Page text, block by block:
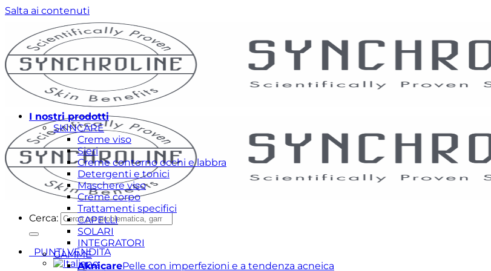
Salta ai contenuti
Cerca:
PUNTI VENDITA
I nostri prodotti
SKINCARE
Creme viso
Sieri
Creme contorno occhi e labbra
Detergenti e tonici
Maschere viso
Creme corpo
Trattamenti specifici
CAPELLI
SOLARI
INTEGRATORI
GAMME
AknicarePelle con imperfezioni e a tendenza acneica